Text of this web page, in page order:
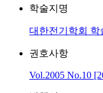
학술지명
대한전기학회 학
권호사항
Vol.2005 No.10